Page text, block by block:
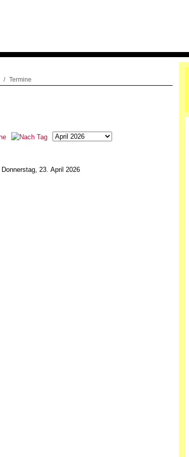
Termine
Donnerstag, 23. April 2026